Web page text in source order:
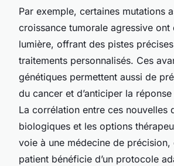
Par exemple, certaines mutations
croissance tumorale agressive ont
lumière, offrant des pistes
traitements personnalisés. Ces
génétiques permettent aussi de
du cancer et d’anticiper la
La corrélation entre ces nouvelles
biologiques et les options
voie à une médecine de précision,
patient bénéficie d’un protocole